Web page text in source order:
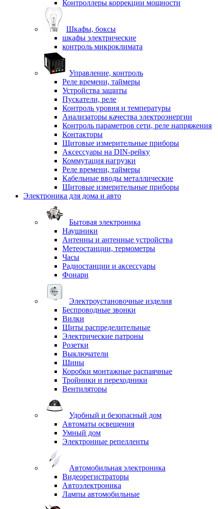
Контроллеры коррекции мощности
Шкафы, боксы
шкафы электрические
контроль микроклимата
Управление, контроль
Реле времени, таймеры
Устройства защиты
Пускатели, реле
Контроль уровня и температуры
Анализаторы качества электроэнергии
Контроль параметров сети, реле напряжения
Контакторы
Щитовые измерительные приборы
Аксессуары на DIN-рейку
Коммутация нагрузки
Реле времени, таймеры
Кабельные вводы металлические
Щитовые измерительные приборы
Электроника для дома и авто
Бытовая электроника
Наушники
Антенны и антенные устройства
Метеостанции, термометры
Часы
Радиостанции и аксессуары
Фонари
Электроустановочные изделия
Беспроводные звонки
Вилки
Щиты распределительные
Электрические патроны
Розетки
Выключатели
Шины
Коробки монтажные распаячные
Тройники и переходники
Вентиляторы
Удобный и безопасный дом
Автоматы освещения
Умный дом
Электронные репелленты
Автомобильная электроника
Видеорегистраторы
Автоэлектроника
Лампы автомобильные